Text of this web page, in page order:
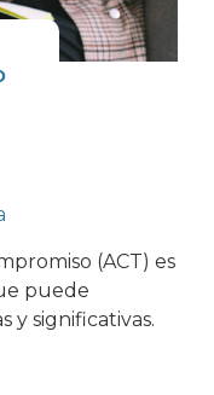
(ACT) es
puede
y significativas.